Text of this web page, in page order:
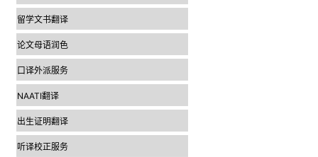
留学文书翻译
论文母语润色
口译外派服务
NAATI翻译
出生证明翻译
听译校正服务